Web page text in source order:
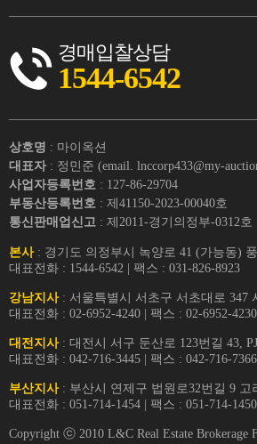
경매입찰상담
1544-6542
상호명 : 마이옥션
대표자 : 정민준 (email. lnccorp433@my-
사업자등록번호 : 127-86-29704
부동산등록번호 : 제41150-2023-00040호
통신판매업신고 : 제2011-경기의정부-0312호
본사: 경기도 의정부시 녹양로 41 (가능동)
대표전화 : 1544-6542 | 팩스 : 031-826-8923
강남지사: 서울특별시 서초구 서초대로 347
대표전화 : 02-6952-4240 | 팩스 : 02-6952-4230
대전지사: 대전시 서구 둔산로 123번길 43,
대표전화 : 042-716-3445 | 팩스 : 042-716-7366
부산지사: 부산시 연제구 법원로32번길 9 고
대표전화 : 051-714-1454 | 팩스 : 051-714-1450
Copyright ⓒ 2010 L&C Real Estate Brokerage